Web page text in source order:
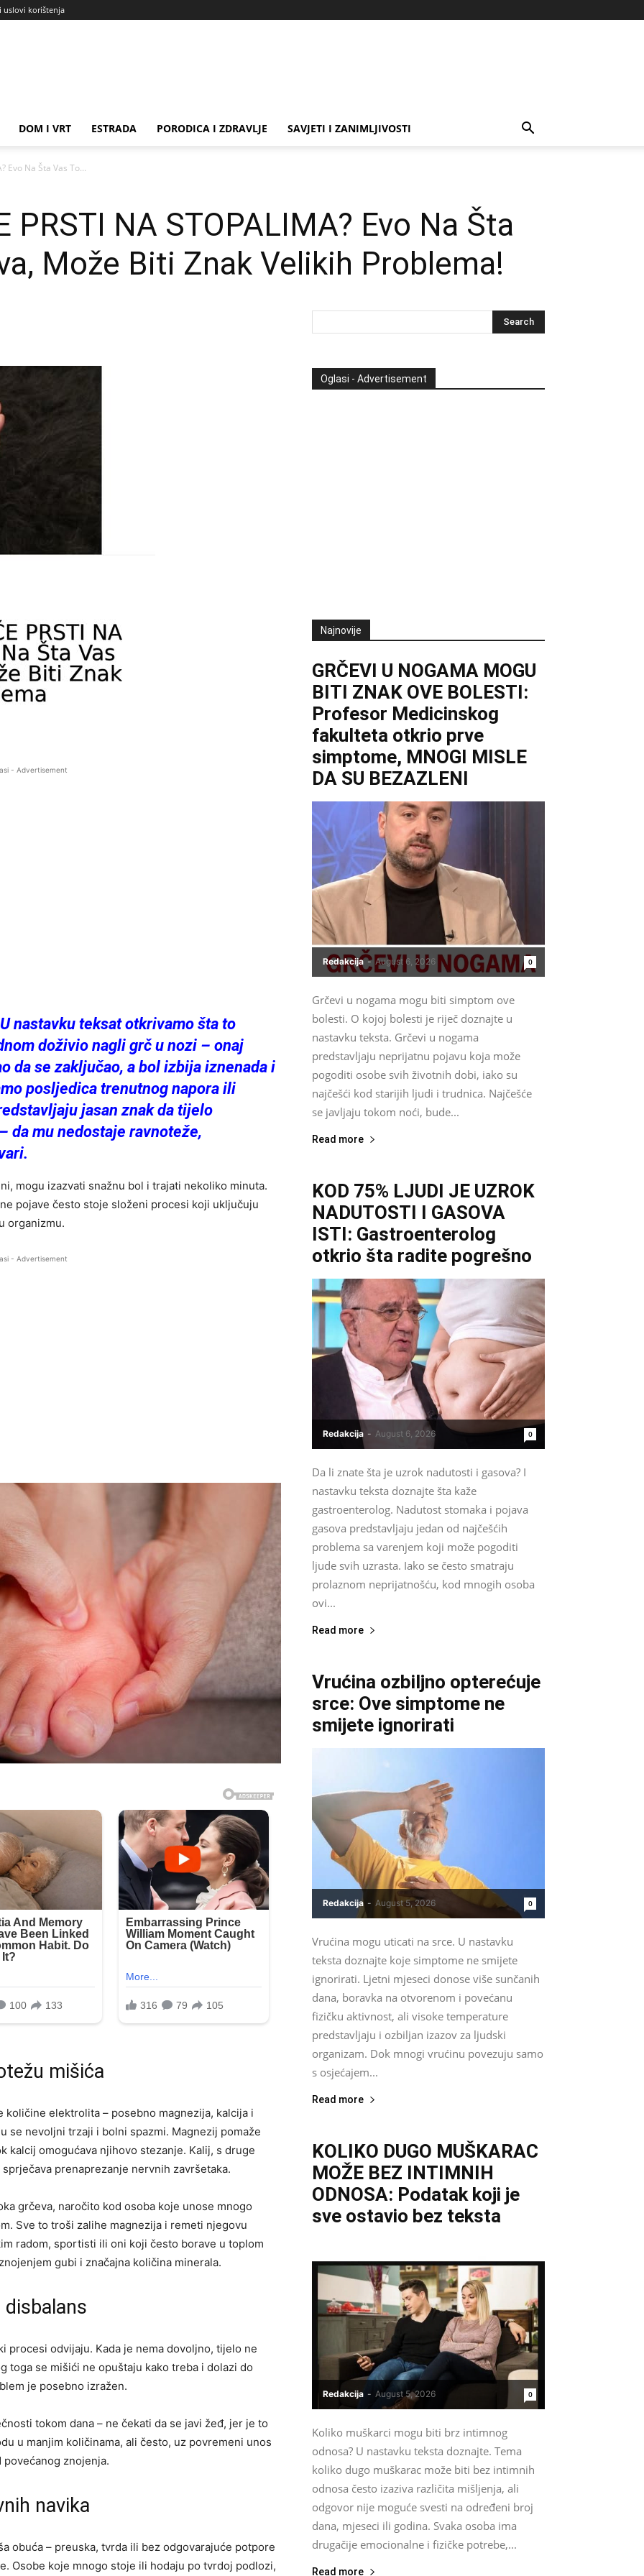
uslovi korištenja
DOM I VRT ESTRADA PORODICA I ZDRAVLJE SAVJETI I ZANIMLJIVOSTI
Evo Na Šta Vas To...
PRSTI NA STOPALIMA? Evo Na Šta
Može Biti Znak Velikih Problema!
- Advertisement
nastavku teksat otkrivamo šta to
doživio nagli grč u nozi – onaj
da se zaključao, a bol izbija iznenada i
posljedica trenutnog napora ili
jasan znak da tijelo
da mu nedostaje ravnoteže,
mogu izazvati snažnu bol i trajati nekoliko minuta.
pojave često stoje složeni procesi koji uključuju
organizmu.
- Advertisement
mišića
elektrolita – posebno magnezija, kalcija i
se nevoljni trzaji i bolni spazmi. Magnezij pomaže
kalcij omogućava njihovo stezanje. Kalij, s druge
prenaprezanje nervnih završetaka.
grčeva, naročito kod osoba koje unose mnogo
Sve to troši zalihe magnezija i remeti njegovu
radom, sportisti ili oni koji često borave u toplom
gubi i značajna količina minerala.
procesi odvijaju. Kada je nema dovoljno, tijelo ne
toga se mišići ne opuštaju kako treba i dolazi do
je posebno izražen.
tokom dana – ne čekati da se javi žeđ, jer je to
u manjim količinama, ali često, uz povremeni unos
znojenja.
navika
obuća – preuska, tvrda ili bez odgovarajuće potpore
Osobe koje mnogo stoje ili hodaju po tvrdoj podlozi,
Oglasi - Advertisement
Najnovije
GRČEVI U NOGAMA MOGU
BITI ZNAK OVE BOLESTI:
Profesor Medicinskog
fakulteta otkrio prve
simptome, MNOGI MISLE
DA SU BEZAZLENI
Redakcija - August 6, 2026 0
Grčevi u nogama mogu biti simptom ove
bolesti. O kojoj bolesti je riječ doznajte u
nastavku teksta. Grčevi u nogama
predstavljaju neprijatnu pojavu koja može
pogoditi osobe svih životnih dobi, iako su
najčešći kod starijih ljudi i trudnica. Najčešće
se javljaju tokom noći, bude...
Read more
KOD 75% LJUDI JE UZROK
NADUTOSTI I GASOVA
ISTI: Gastroenterolog
otkrio šta radite pogrešno
Redakcija - August 6, 2026 0
Da li znate šta je uzrok nadutosti i gasova? I
nastavku teksta doznajte šta kaže
gastroenterolog. Nadutost stomaka i pojava
gasova predstavljaju jedan od najčešćih
problema sa varenjem koji može pogoditi
ljude svih uzrasta. Iako se često smatraju
prolaznom neprijatnošću, kod mnogih osoba
ovi...
Read more
Vrućina ozbiljno opterećuje
srce: Ove simptome ne
smijete ignorirati
Redakcija - August 5, 2026 0
Vrućina mogu uticati na srce. U nastavku
teksta doznajte koje simptome ne smijete
ignorirati. Ljetni mjeseci donose više sunčanih
dana, boravka na otvorenom i povećanu
fizičku aktivnost, ali visoke temperature
predstavljaju i ozbiljan izazov za ljudski
organizam. Dok mnogi vrućinu povezuju samo
s osjećajem...
Read more
KOLIKO DUGO MUŠKARAC
MOŽE BEZ INTIMNIH
ODNOSA: Podatak koji je
sve ostavio bez teksta
Redakcija - August 5, 2026 0
Koliko muškarci mogu biti brz intimnog
odnosa? U nastavku teksta doznajte. Tema
koliko dugo muškarac može biti bez intimnih
odnosa često izaziva različita mišljenja, ali
odgovor nije moguće svesti na određeni broj
dana, mjeseci ili godina. Svaka osoba ima
drugačije emocionalne i fizičke potrebe,...
Read more